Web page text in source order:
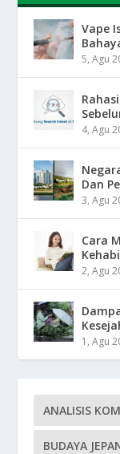
Vape
5, Agu
4, Agu
Dan
3, Agu
Cara
2, Agu
1, Agu
ANALISIS
BUDAYA